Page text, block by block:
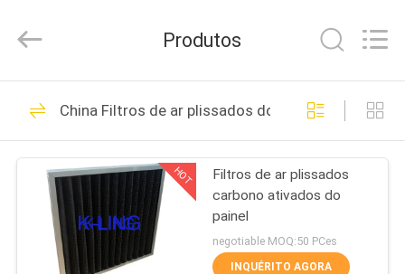
PARA
CASA
PRODUTOS
SOBRE
Purification
Technology
Rights
Túnel do chuveiro
de ar
194
Produtos
China Filtros de ar plissados do painel
HOT
Filtros de ar plissados
carbono ativados do
painel
negotiable MOQ:50 PCes
INQUÉRITO AGORA